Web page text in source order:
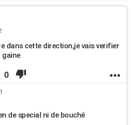
dans cette direction,je vais verifier
gaine
0
de special ni de bouché